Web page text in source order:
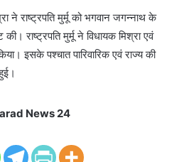
ने राष्ट्रपति मुर्मू को भगवान जगन्नाथ के
राष्ट्रपति मुर्मू ने विधायक मिश्रा एवं
इसके पश्चात पारिवारिक एवं राज्य की
News 24